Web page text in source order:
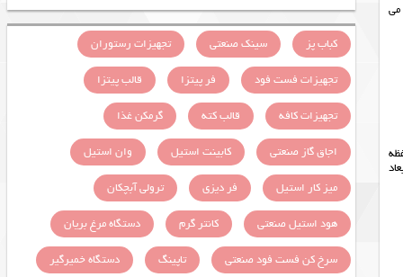
می
کباب پز سینک صنعتی
تجهیزات رستوران
تجهیزات فست فود
فر پیتزا
قالب پیتزا
تجهیزات کافه
قالب کته
گرمکن غذا
اجاق گاز صنعتی
کابینت استیل
وان استیل
میز کار استیل
فر دیزی
ترولی آبچکان
هود استیل صنعتی
کانتر گرم
دستگاه مرغ بریان
سرخ کن فست فود صنعتی
تاپینگ
دستگاه خمیرگیر